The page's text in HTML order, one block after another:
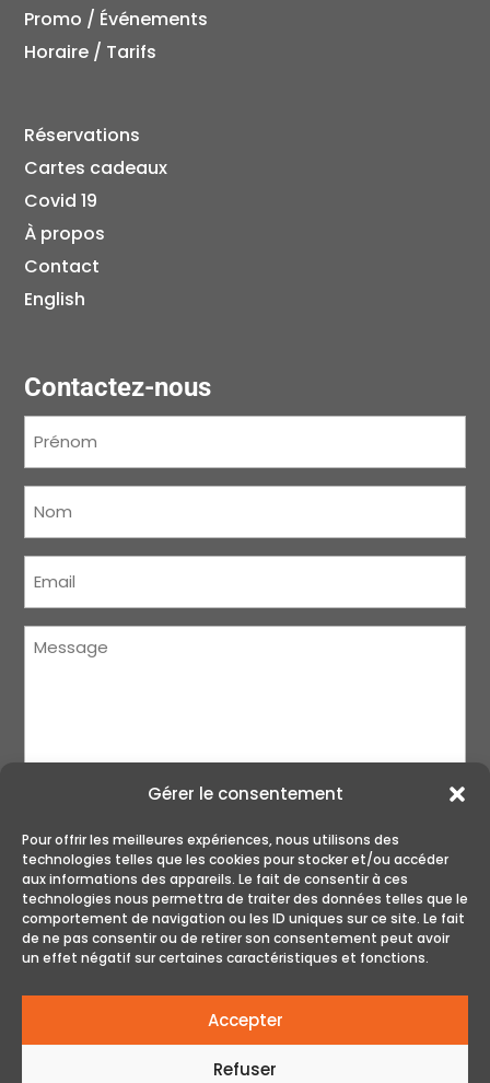
Gérer le consentement
Pour offrir les meilleures expériences, nous utilisons des
technologies telles que les cookies pour stocker et/ou accéder
aux informations des appareils. Le fait de consentir à ces
technologies nous permettra de traiter des données telles que le
comportement de navigation ou les ID uniques sur ce site. Le fait
de ne pas consentir ou de retirer son consentement peut avoir
un effet négatif sur certaines caractéristiques et fonctions.
Accepter
Refuser
Promo / Événements
Horaire / Tarifs
Réservations
Cartes cadeaux
Covid 19
À propos
Contact
English
Contactez-nous
Message
ENVOYER